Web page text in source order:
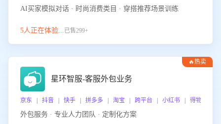
AI买家模拟对话 · 时尚消费类目 · 穿搭推荐场景训练
5人正在体验...已售299+
🔥热卖
星环智服-客服外包业务
京东 | 抖音 | 快手 | 拼多多 | 淘宝 | 跨平台 | 小红书 | 得物 | 企
外包服务 · 专业人力团队 · 定制化方案